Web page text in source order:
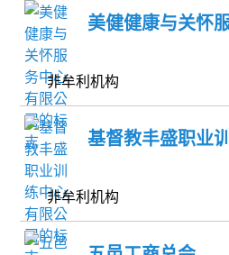
美健健康与关怀
非牟利机构
基督教丰盛职业
非牟利机构